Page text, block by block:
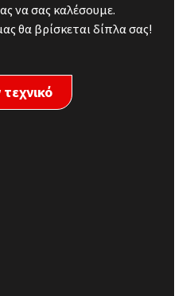
να σας καλέσουμε.
θα βρίσκεται δίπλα σας!